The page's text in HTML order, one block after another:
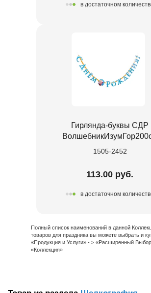
в достаточном
Гирлянда-буквы СДР
1505-2452
113.00 руб.
в достаточном
Полный список наименований в данной
товаров для праздника вы можете выбрать и
«Продукция и Услуги» - > «Расширенный
«Коллекция»